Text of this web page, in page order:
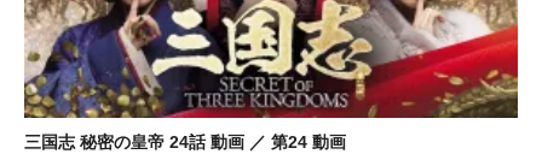
三国志 秘密の皇帝 24話 動画 ／ 第24 動画